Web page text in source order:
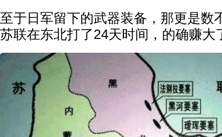
至于日军留下的武器装备，那更是数
苏联在东北打了24天时间，的确赚大